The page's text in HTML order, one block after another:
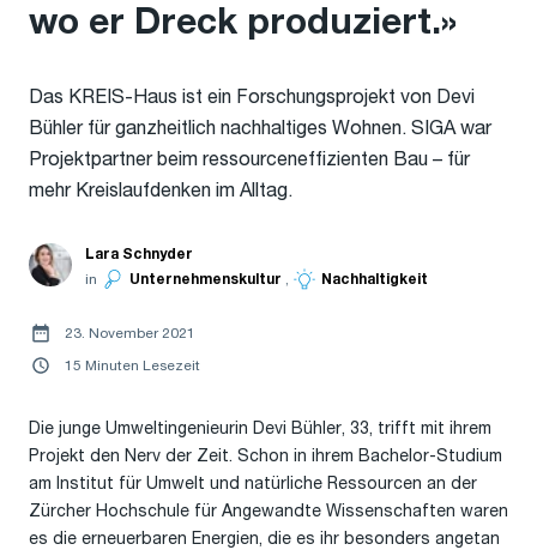
wo er Dreck produziert.»
Das KREIS-Haus ist ein Forschungsprojekt von Devi
Bühler für ganzheitlich nachhaltiges Wohnen. SIGA war
Projektpartner beim ressourceneffizienten Bau – für
mehr Kreislaufdenken im Alltag.
Lara Schnyder
in
Unternehmenskultur , Nachhaltigkeit
23. November 2021
15 Minuten Lesezeit
Die junge Umweltingenieurin Devi Bühler, 33, trifft mit ihrem
Projekt den Nerv der Zeit. Schon in ihrem Bachelor-Studium
am Institut für Umwelt und natürliche Ressourcen an der
Zürcher Hochschule für Angewandte Wissenschaften waren
es die erneuerbaren Energien, die es ihr besonders angetan